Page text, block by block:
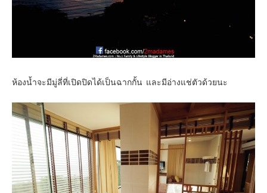
ห้องน้ำจะมีมู่ลี่ที่เปิดปิดได้เป็นฉากกั้น และมีอ่างแช่ตัวด้วยนะ